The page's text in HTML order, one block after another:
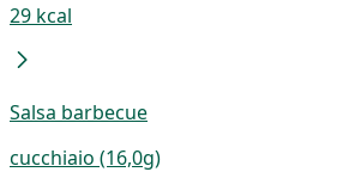
29 kcal
Salsa barbecue
cucchiaio (16,0g)